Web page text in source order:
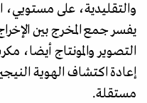
والتقليدية، على
يفسر جمع المخرج بين
التصوير والمونتاج أيضا،
إعادة اكتشاف الهوية
مستقلة.